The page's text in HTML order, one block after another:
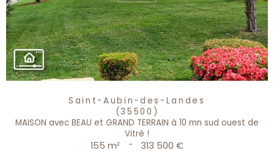
Saint-Aubin-des-Landes
(35500)
MAISON avec BEAU et GRAND TERRAIN à 10 mn sud ouest de
Vitré !
155 m² - 313 500 €